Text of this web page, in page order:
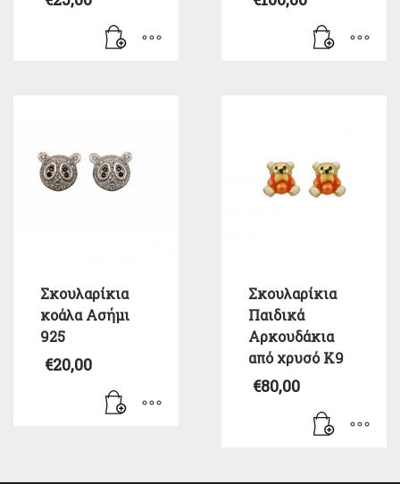
Σκουλαρίκια
κοάλα Ασήμι
925
€20,00
Σκουλαρίκια
Παιδικά
Αρκουδάκια
από χρυσό Κ9
€80,00